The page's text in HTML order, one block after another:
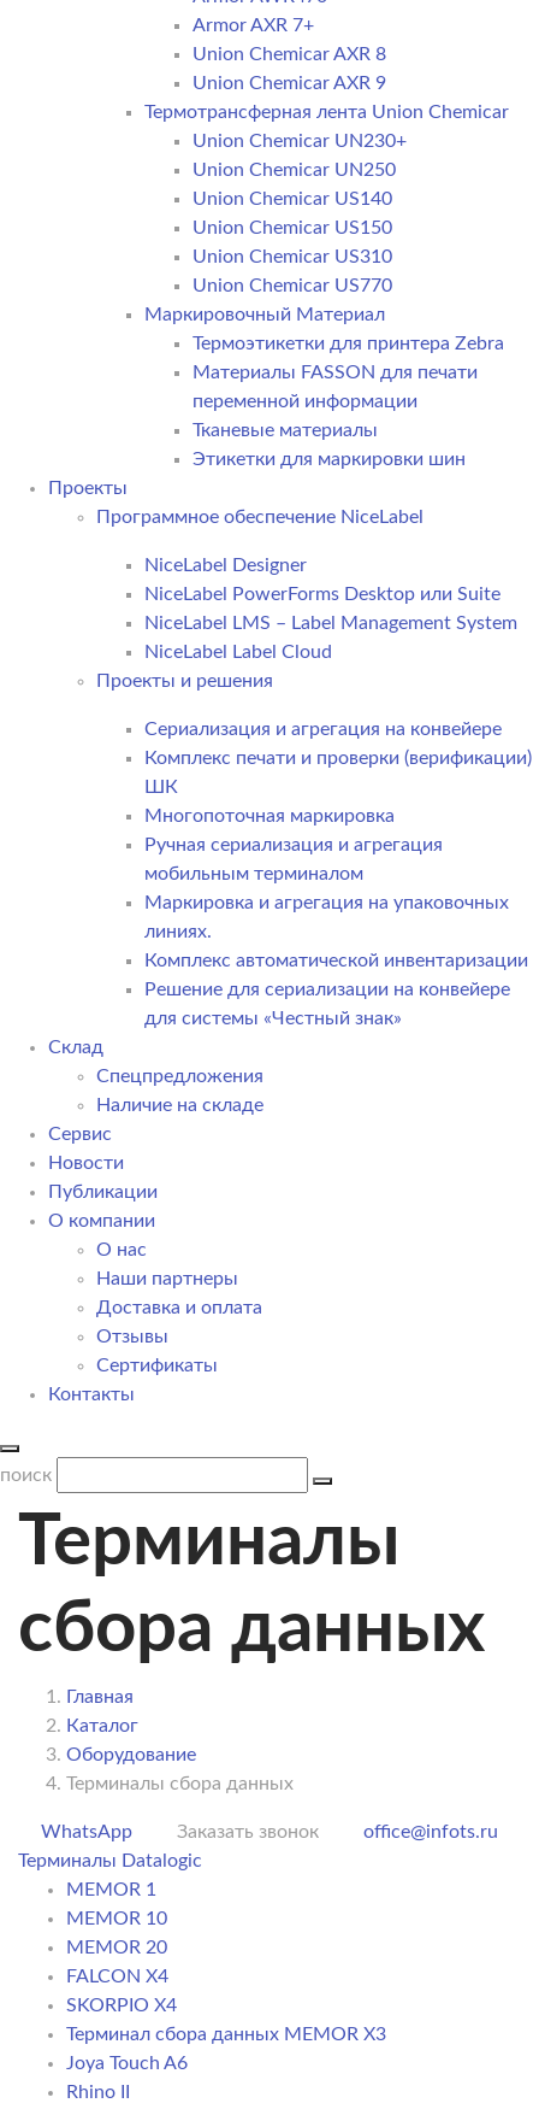
Armor AXR 7+
Union Chemicar AXR 8
Union Chemicar AXR 9
Термотрансферная лента Union Chemicar
Union Chemicar UN230+
Union Chemicar UN250
Union Chemicar US140
Union Chemicar US150
Union Chemicar US310
Union Chemicar US770
Маркировочный Материал
Термоэтикетки для принтера Zebra
Материалы FASSON для печати
переменной информации
Тканевые материалы
Этикетки для маркировки шин
Проекты
Программное обеспечение NiceLabel
NiceLabel Designer
NiceLabel PowerForms Desktop или Suite
NiceLabel LMS – Label Management System
NiceLabel Label Cloud
Проекты и решения
Сериализация и агрегация на конвейере
Комплекс печати и проверки (верификации)
ШК
Многопоточная маркировка
Ручная сериализация и агрегация
мобильным терминалом
Маркировка и агрегация на упаковочных
линиях.
Комплекс автоматической инвентаризации
Решение для сериализации на конвейере
для системы «Честный знак»
Склад
Спецпредложения
Наличие на складе
Сервис
Новости
Публикации
О компании
О нас
Наши партнеры
Доставка и оплата
Отзывы
Сертификаты
Контакты
поиск
Терминалы
сбора данных
Главная
Каталог
Оборудование
Терминалы сбора данных
WhatsApp Заказать звонок
office@infots.ru
Терминалы Datalogic
MEMOR 1
MEMOR 10
MEMOR 20
FALCON X4
SKORPIO X4
Терминал сбора данных MEMOR X3
Joya Touch A6
Rhino II